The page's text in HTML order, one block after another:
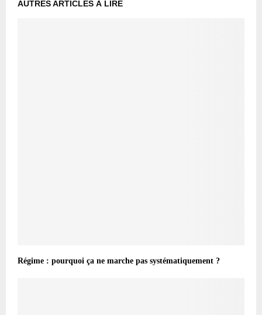
AUTRES ARTICLES À LIRE
Régime : pourquoi ça ne marche pas systématiquement ?